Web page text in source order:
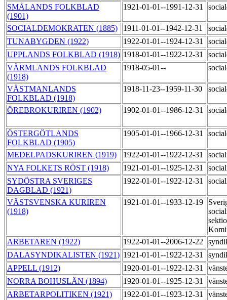
SMÅLANDS FOLKBLAD
(1901)
1921-01-01--1991-12-31
SOCIALDEMOKRATEN (1885) 1911-01-01--1942-12-31
TUNABYGDEN (1922)
1922-01-01--1924-12-31
UPPLANDS FOLKBLAD (1918) 1918-01-01--1922-12-31
VÄRMLANDS FOLKBLAD
(1918)
1918-05-01--
VÄSTMANLANDS
FOLKBLAD (1918)
1918-11-23--1959-11-30
ÖREBROKURIREN (1902) 1902-01-01--1986-12-31
ÖSTERGÖTLANDS
FOLKBLAD (1905)
1905-01-01--1966-12-31
MEDELPADSKURIREN (1919) 1922-01-01--1922-12-31
NYA FOLKETS RÖST (1918)
1921-01-01--1925-12-31
SYDÖSTRA SVERIGES
DAGBLAD (1921)
1922-01-01--1922-12-31
VÄSTSVENSKA KURIREN
(1918)
1921-01-01--1933-12-19
ARBETAREN (1922)
1922-01-01--2006-12-22
DALASYNDIKALISTEN (1921) 1921-01-01--1922-12-31
APPELL (1912)
1920-01-01--1922-12-31
NORRA BOHUSLÄN (1894)
1920-01-01--1925-12-31
ARBETARPOLITIKEN (1921)
1922-01-01--1923-12-31